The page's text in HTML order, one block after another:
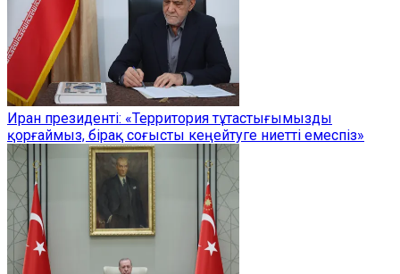
Иран президенті: «Территория тұтастығымызды
қорғаймыз, бірақ соғысты кеңейтуге ниетті емеспіз»